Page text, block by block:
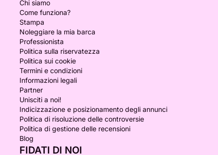
Scooter subacqueo incluso
Wakeboard e ciambella gonfiabile inclusi
Tender per sport acquatici
Paddleboard incluso
Aria condizionata a bordo
Partenza da Saint-Tropez
Una giornata esclusiva che unisce comfort, emozioni
e panorami eccezionali per scoprire la Costa
Azzurra in un modo unico.
Chi siamo
Come funziona?
Stampa
Noleggiare la mia barca
Professionista
Politica sulla riservatezza
Politica sui cookie
Termini e condizioni
Informazioni legali
Partner
Unisciti a noi!
Indicizzazione e posizionamento degli annunci
Politica di risoluzione delle controversie
Politica di gestione delle recensioni
Blog
FIDATI DI NOI